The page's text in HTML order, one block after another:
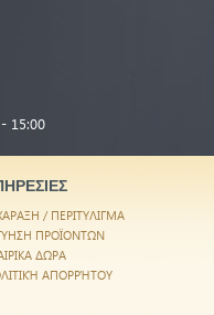
15:00
/ ΠΕΡΙΤΥΛΙΓΜΑ
ΠΡΟΪΟΝΤΩΝ
ΔΩΡΑ
ΑΠΟΡΡΉΤΟΥ